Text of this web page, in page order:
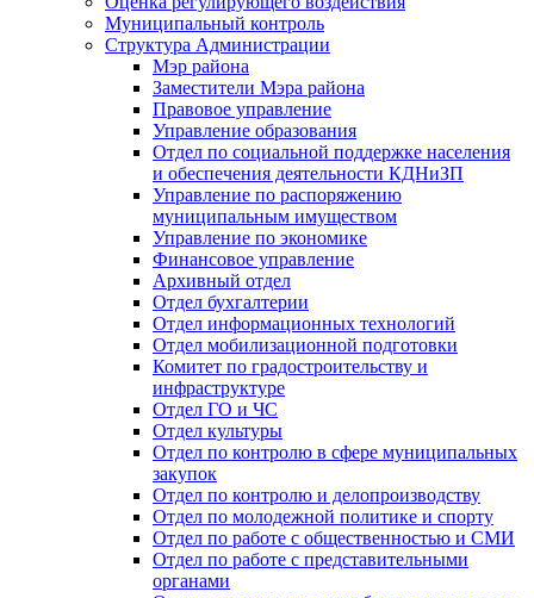
Муниципальный контроль
Структура Администрации
Мэр района
Заместители Мэра района
Правовое управление
Управление образования
Отдел по социальной поддержке населения
и обеспечения деятельности КДНиЗП
Управление по распоряжению
муниципальным имуществом
Управление по экономике
Финансовое управление
Архивный отдел
Отдел бухгалтерии
Отдел информационных технологий
Отдел мобилизационной подготовки
Комитет по градостроительству и
инфраструктуре
Отдел ГО и ЧС
Отдел культуры
Отдел по контролю в сфере муниципальных
закупок
Отдел по контролю и делопроизводству
Отдел по молодежной политике и спорту
Отдел по работе с общественностью и СМИ
Отдел по работе с представительными
органами